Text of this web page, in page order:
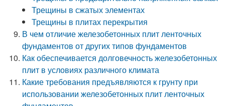
Трещины в сжатых элементах
Трещины в плитах перекрытия
В чем отличие железобетонных плит ленточных
фундаментов от других типов фундаментов
Как обеспечивается долговечность железобетонных
плит в условиях различного климата
Какие требования предъявляются к грунту при
использовании железобетонных плит ленточных